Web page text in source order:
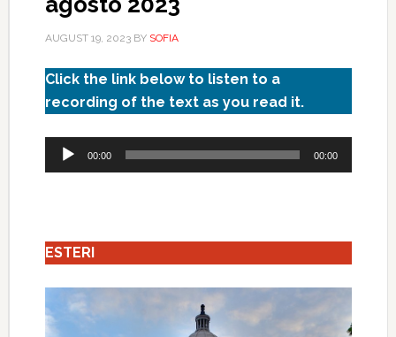
AUGUST 19, 2023BY SOFIA
Click the link below to listen to a
recording of the text as you read it.
Audio
Player
00:00 00:00
ESTERI